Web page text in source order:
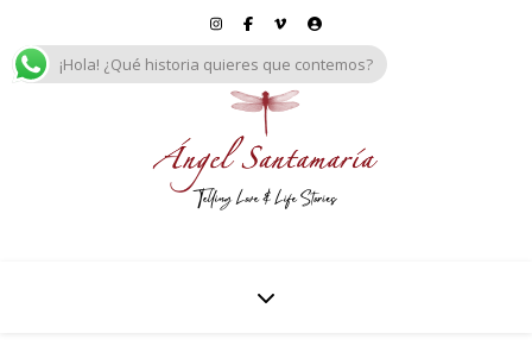
¡Hola! ¿Qué historia quieres que contemos?